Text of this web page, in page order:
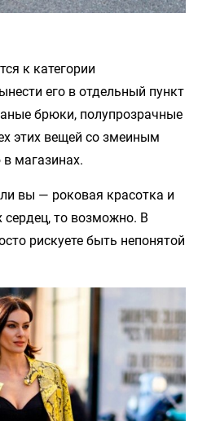
к категории
его в отдельный пункт
брюки, полупрозрачные
этих вещей со змеиным
магазинах.
вы — роковая красотка и
то возможно. В
рискуете быть непонятой